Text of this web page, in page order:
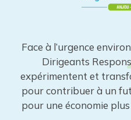
Face à l’urgence
Dirigeants
expérimentent et
pour contribuer à un
pour une économie